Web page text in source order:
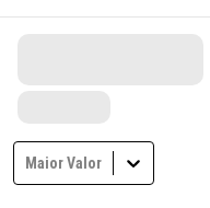
Maior Valor